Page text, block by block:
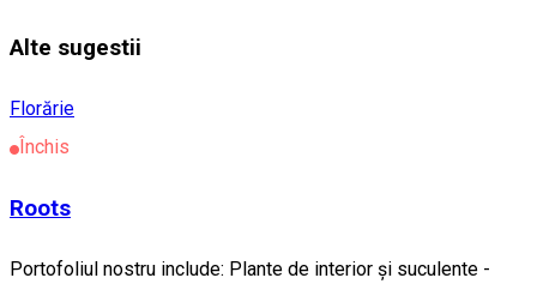
Alte sugestii
Florărie
Închis
Roots
Portofoliul nostru include: Plante de interior și suculente -